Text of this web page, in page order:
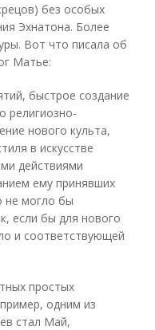
без особых
Эхнатона. Более
Вот что писала об
Матье:
быстрое создание
религиозно-
нового культа,
в искусстве
действиями
ему принявших
не могло бы
если бы для нового
и соответствующей
простых
одним из
стал Май,